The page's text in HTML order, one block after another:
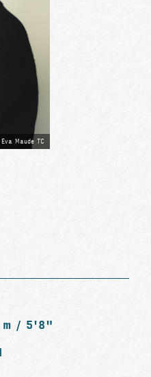
Eva Maude TC
m / 5'8"